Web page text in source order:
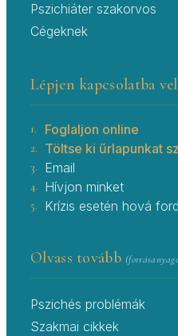
Pszichiáter szakorvos
Cégeknek
Lépjen kapcsolatba
1. Foglaljon online
2. Töltse ki űrlapunkat
3. Email
4. Hívjon minket
5. Krízis esetén hová
Olvass tovább
Pszichés problémák
Szakmai cikkek